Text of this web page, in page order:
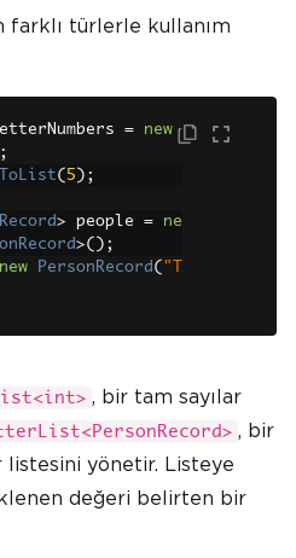
farklı türlerle kullanım
=
new
( 5 );
> people =
ne
>();
new PersonRecord ( "T
, bir tam sayılar
, bir
listesini yönetir. Listeye
değeri belirten bir